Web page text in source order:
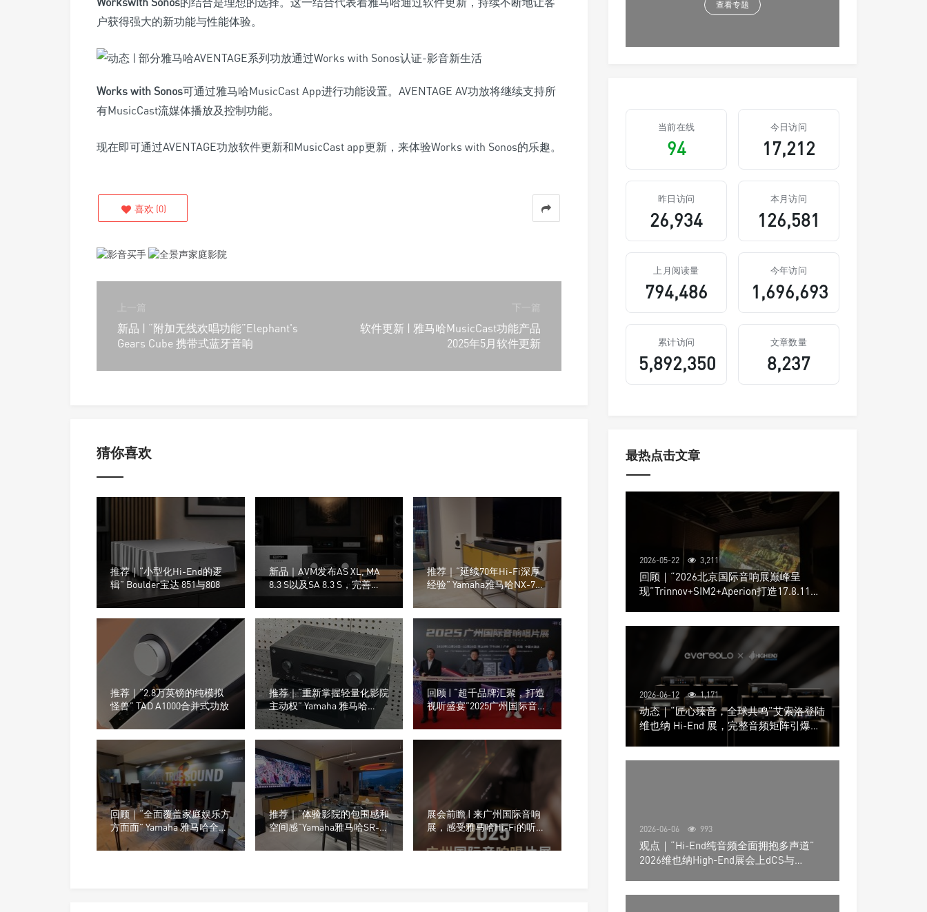
户获得强大的新功能与性能体验。
Works with Sonos可通过雅马哈MusicCast App进行功能设置。AVENTAGE AV功放将继续支持所
有MusicCast流媒体播放及控制功能。
现在即可通过AVENTAGE功放软件更新和MusicCast app更新，来体验Works with Sonos的乐趣。
喜欢 (0)
上一篇
新品 | “附加无线欢唱功能”Elephant's
Gears Cube 携带式蓝牙音响
下一篇
软件更新 | 雅马哈MusicCast功能产品
2025年5月软件更新
猜你喜欢
推荐｜“小型化Hi-End的逻
辑” Boulder宝达 851与808
新品｜AVM发布AS XL, MA
8.3 S以及SA 8.3 S，完善
Ovation S系列产品线
推荐｜“延续70年Hi-Fi深厚
经验” Yamaha雅马哈NX-70A
有源无线音箱
推荐｜“2.8万英镑的纯模拟
怪兽” TAD A1000合并式功放
推荐｜“重新掌握轻量化影院
主动权” Yamaha 雅马哈
RX300A 5.2声道/8K AV放大
器
回顾 | “超千品牌汇聚，打造
视听盛宴”2025广州国际音响
唱片展
回顾｜“全面覆盖家庭娱乐方
方面面” Yamaha 雅马哈全阵
容亮相2025广州国际音响唱
片展！
推荐｜“体验影院的包围感和
空间感”Yamaha雅马哈SR-
X90A SET旗舰回音壁套装
展会前瞻 | 来广州国际音响
展，感受雅马哈Hi-Fi的听觉
查看专题
当前在线
94
今日访问
17,212
昨日访问
26,934
本月访问
126,581
上月阅读量
794,486
今年访问
1,696,693
累计访问
5,892,350
文章数量
8,237
最热点击文章
2026-05-22 3,211
回顾｜“2026北京国际音响展巅峰呈
现”Trinnov+SIM2+Aperion打造17.8.11声
2026-06-12 1,171
动态｜“匠心臻音，全球共鸣”艾索洛登陆
维也纳 Hi-End 展，完整音频矩阵引爆关
2026-06-06 993
观点｜“Hi-End纯音频全面拥抱多声道”
2026维也纳High-End展会上dCS与